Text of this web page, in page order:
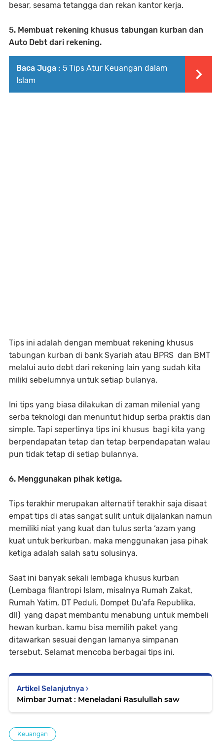
besar, sesama tetangga dan rekan kantor kerja.
5. Membuat rekening khusus tabungan kurban dan
Auto Debt dari rekening.
Baca Juga : 5 Tips Atur Keuangan dalam
Islam
Tips ini adalah dengan membuat rekening khusus
tabungan kurban di bank Syariah atau BPRS dan BMT
melalui auto debt dari rekening lain yang sudah kita
miliki sebelumnya untuk setiap bulanya.
Ini tips yang biasa dilakukan di zaman milenial yang
serba teknologi dan menuntut hidup serba praktis dan
simple. Tapi sepertinya tips ini khusus bagi kita yang
berpendapatan tetap dan tetap berpendapatan walau
pun tidak tetap di setiap bulannya.
6. Menggunakan pihak ketiga.
Tips terakhir merupakan alternatif terakhir saja disaat
empat tips di atas sangat sulit untuk dijalankan namun
memiliki niat yang kuat dan tulus serta ‘azam yang
kuat untuk berkurban, maka menggunakan jasa pihak
ketiga adalah salah satu solusinya.
Saat ini banyak sekali lembaga khusus kurban
(Lembaga filantropi Islam, misalnya Rumah Zakat,
Rumah Yatim, DT Peduli, Dompet Du’afa Republika,
dll) yang dapat membantu menabung untuk membeli
hewan kurban. kamu bisa memilih paket yang
ditawarkan sesuai dengan lamanya simpanan
tersebut. Selamat mencoba berbagai tips ini.
Artikel Selanjutnya
Mimbar Jumat : Meneladani Rasulullah saw
Keuangan